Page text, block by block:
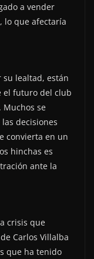
a vender
lo que afectaría
su lealtad, están
el futuro del club
se
decisiones
convierta en un
hinchas es
ante la
crisis que
Carlos Villalba
que ha tenido